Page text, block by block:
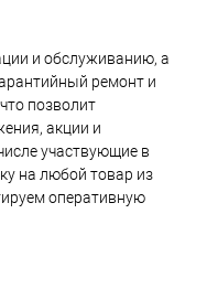
и обслуживанию, а
ремонт и
позволит
акции и
участвующие в
на любой товар из
оперативную